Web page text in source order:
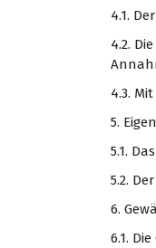
4.1.
4.2.
4.3.
5.
5.1.
5.2.
6.
6.1.